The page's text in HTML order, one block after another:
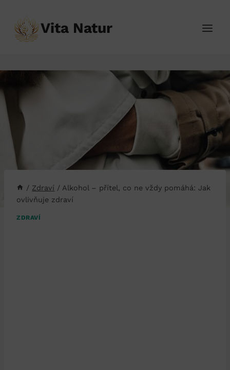
obsah
Vita Natur
/ Zdraví / Alkohol – přítel, co ne vždy pomáhá: Jak
ovlivňuje zdraví
ZDRAVÍ